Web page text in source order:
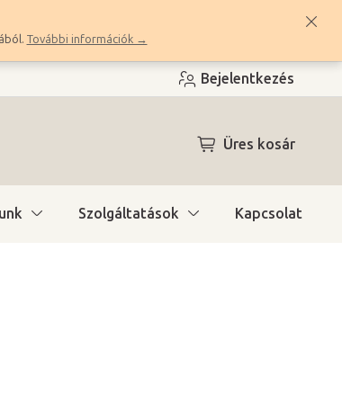
További információk →
Bejelentkezés
KOSÁR
Üres kosár
Szolgáltatások Kapcsolat